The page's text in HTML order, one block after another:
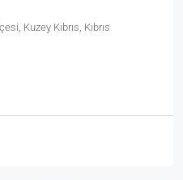
Kuzey Kıbrıs, Kıbrıs